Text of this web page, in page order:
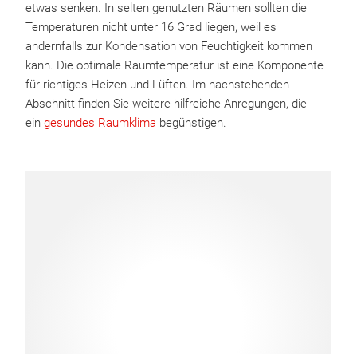
etwas senken. In selten genutzten Räumen sollten die
Temperaturen nicht unter 16 Grad liegen, weil es
andernfalls zur Kondensation von Feuchtigkeit kommen
kann. Die optimale Raumtemperatur ist eine Komponente
für richtiges Heizen und Lüften. Im nachstehenden
Abschnitt finden Sie weitere hilfreiche Anregungen, die
ein gesundes Raumklima begünstigen.